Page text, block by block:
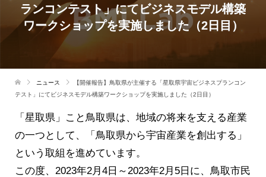
ランコンテスト」にてビジネスモデル構築
ワークショップを実施しました（2日目）
ニュース
【開催報告】鳥取県が主催する「星取県宇宙ビジネスプランコン
テスト」にてビジネスモデル構築ワークショップを実施しました（2日目）
「星取県」こと鳥取県は、地域の将来を支える産業
の一つとして、「鳥取県から宇宙産業を創出する」
という取組を進めています。
この度、2023年2月4日～2023年2月5日に、鳥取市民